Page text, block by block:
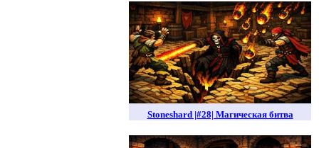
Stoneshard |#28| Магическая битва